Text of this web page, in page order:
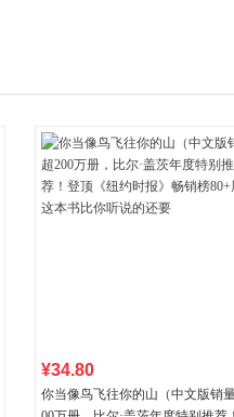
¥34.80
你当像鸟飞往你的山（中文版销